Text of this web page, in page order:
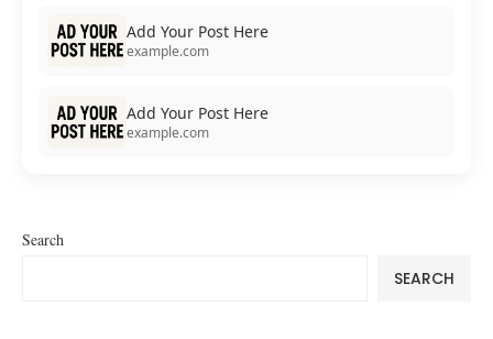
Add Your Post Here
example.com
Add Your Post Here
example.com
Search
SEARCH